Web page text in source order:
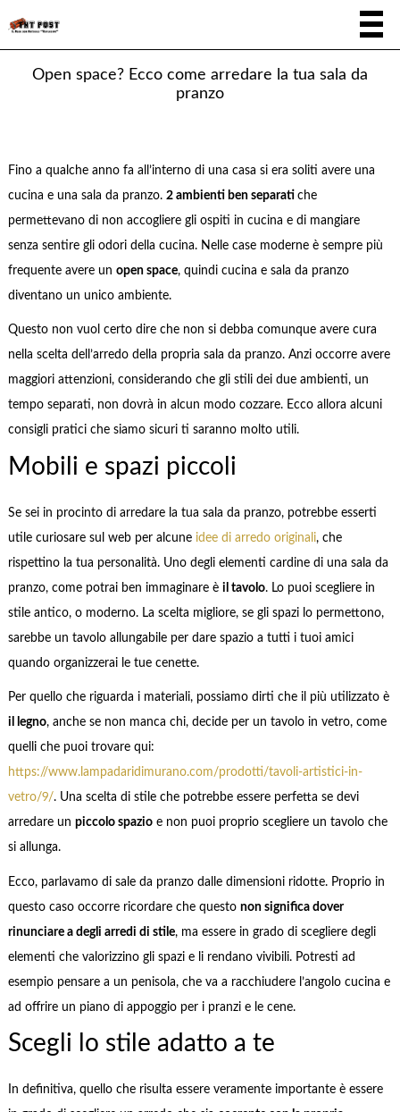
Open space? Ecco come arredare la tua sala da
pranzo
Fino a qualche anno fa all’interno di una casa si era soliti avere una
cucina e una sala da pranzo. 2 ambienti ben separati che
permettevano di non accogliere gli ospiti in cucina e di mangiare
senza sentire gli odori della cucina. Nelle case moderne è sempre più
frequente avere un open space, quindi cucina e sala da pranzo
diventano un unico ambiente.
Questo non vuol certo dire che non si debba comunque avere cura
nella scelta dell’arredo della propria sala da pranzo. Anzi occorre avere
maggiori attenzioni, considerando che gli stili dei due ambienti, un
tempo separati, non dovrà in alcun modo cozzare. Ecco allora alcuni
consigli pratici che siamo sicuri ti saranno molto utili.
Mobili e spazi piccoli
Se sei in procinto di arredare la tua sala da pranzo, potrebbe esserti
utile curiosare sul web per alcune idee di arredo originali, che
rispettino la tua personalità. Uno degli elementi cardine di una sala da
pranzo, come potrai ben immaginare è il tavolo. Lo puoi scegliere in
stile antico, o moderno. La scelta migliore, se gli spazi lo permettono,
sarebbe un tavolo allungabile per dare spazio a tutti i tuoi amici
quando organizzerai le tue cenette.
Per quello che riguarda i materiali, possiamo dirti che il più utilizzato è
il legno, anche se non manca chi, decide per un tavolo in vetro, come
quelli che puoi trovare qui:
https://www.lampadaridimurano.com/prodotti/tavoli-artistici-in-
vetro/9/. Una scelta di stile che potrebbe essere perfetta se devi
arredare un piccolo spazioe non puoi proprio scegliere un tavolo che
si allunga.
Ecco, parlavamo di sale da pranzo dalle dimensioni ridotte. Proprio in
questo caso occorre ricordare che questo non significa dover
rinunciare a degli arredi di stile, ma essere in grado di scegliere degli
elementi che valorizzino gli spazi e li rendano vivibili. Potresti ad
esempio pensare a un penisola, che va a racchiudere l’angolo cucina e
ad offrire un piano di appoggio per i pranzi e le cene.
Scegli lo stile adatto a te
In definitiva, quello che risulta essere veramente importante è essere